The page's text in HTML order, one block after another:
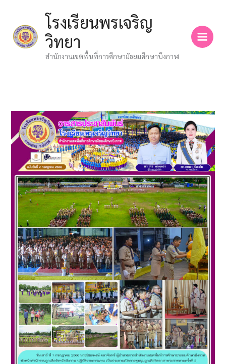
content
โรงเรียนพรเจริญ
วิทยา
สำนักงานเขตพื้นที่การศึกษามัธยมศึกษาบึงกาฬ